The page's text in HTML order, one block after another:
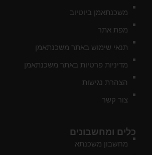
משכנתאמן ביוטיוב
מפת אתר
תנאי שימוש באתר משכנתאמן
מדיניות פרטיות באתר משכנתאמן
הצהרת נגישות
צור קשר
כלים ומחשבונים
מחשבון משכנתא